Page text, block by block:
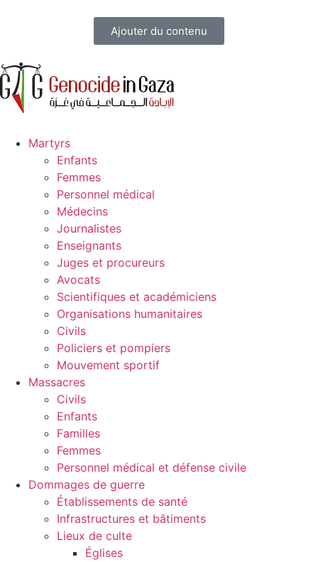
Ajouter du contenu
Martyrs
Enfants
Femmes
Personnel médical
Médecins
Journalistes
Enseignants
Juges et procureurs
Avocats
Scientifiques et académiciens
Organisations humanitaires
Civils
Policiers et pompiers
Mouvement sportif
Massacres
Civils
Enfants
Familles
Femmes
Personnel médical et défense civile
Dommages de guerre
Établissements de santé
Infrastructures et bâtiments
Lieux de culte
Églises